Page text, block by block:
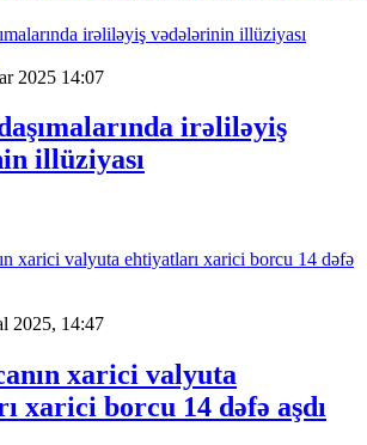
2025 14:07
irəliləyiş
illüziyası
2025, 14:47
xarici valyuta
xarici borcu 14 dəfə aşdı